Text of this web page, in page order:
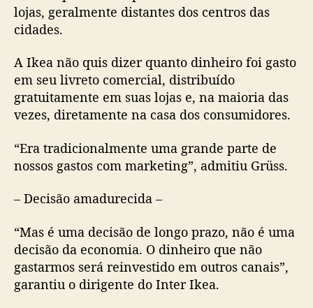
lojas, geralmente distantes dos centros das
cidades.
A Ikea não quis dizer quanto dinheiro foi gasto
em seu livreto comercial, distribuído
gratuitamente em suas lojas e, na maioria das
vezes, diretamente na casa dos consumidores.
“Era tradicionalmente uma grande parte de
nossos gastos com marketing”, admitiu Grüss.
– Decisão amadurecida –
“Mas é uma decisão de longo prazo, não é uma
decisão da economia. O dinheiro que não
gastarmos será reinvestido em outros canais”,
garantiu o dirigente do Inter Ikea.